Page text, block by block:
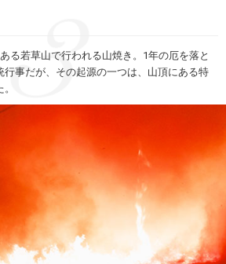
る若草山で行われる山焼き。1年の厄を落と
行事だが、その起源の一つは、山頂にある特